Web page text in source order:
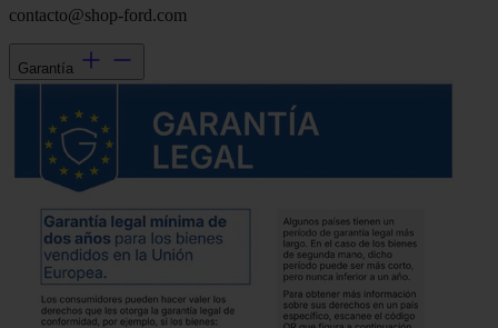
contacto@shop-ford.com
Garantía